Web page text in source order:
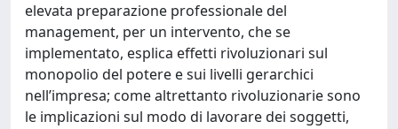
elevata preparazione professionale del
management, per un intervento, che se
implementato, esplica effetti rivoluzionari sul
monopolio del potere e sui livelli gerarchici
nell’impresa; come altrettanto rivoluzionarie sono
le implicazioni sul modo di lavorare dei soggetti,